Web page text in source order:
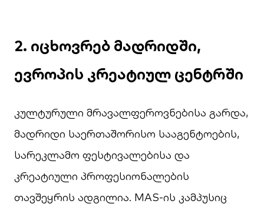
2. იცხოვრებ მადრიდში,
ევროპის კრეატიულ ცენტრში
კულტურული მრავალფეროვნებისა გარდა,
მადრიდი საერთაშორისო სააგენტოების,
სარეკლამო ფესტივალებისა და
კრეატიული პროფესიონალების
თავშეყრის ადგილია. MAS-ის კამპუსიც